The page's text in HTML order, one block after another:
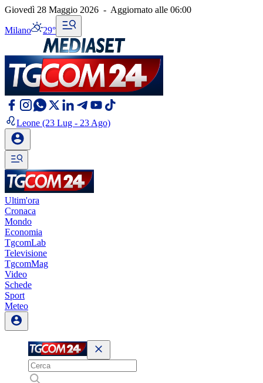
Giovedì 28 Maggio 2026 - Aggiornato alle 06:00
Milano 29°
Leone (23 Lug - 23 Ago)
Ultim'ora
Cronaca
Mondo
Economia
TgcomLab
Televisione
TgcomMag
Video
Schede
Sport
Meteo